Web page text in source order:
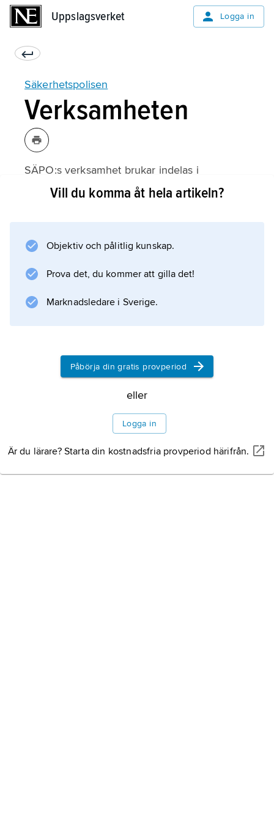
Uppslagsverket Logga in
Säkerhetspolisen
Verksamheten
SÄPO:s verksamhet brukar indelas i
kontraspionage
kontraterrorism
och
.
Information om artikeln
Vill du komma åt hela artikeln?
Objektiv och pålitlig kunskap.
Prova det, du kommer att gilla det!
Marknadsledare i Sverige.
Påbörja din gratis provperiod
eller
Logga in
Är du lärare? Starta din kostnadsfria provperiod härifrån.